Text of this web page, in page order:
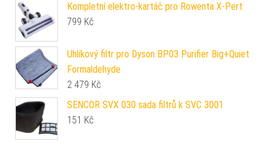
Kompletní elektro-kartáč pro Rowenta X-Pert
799 Kč
Uhlíkový filtr pro Dyson BP03 Purifier Big+Quiet
Formaldehyde
2 479 Kč
SENCOR SVX 030 sada filtrů k SVC 3001
151 Kč